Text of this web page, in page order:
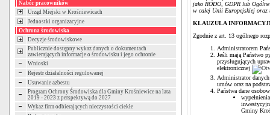
Nabór pracowników
Urząd Miejski w Krośniewicach
Jednostki organizacyjne
Ochrona środowiska
Decyzje środowiskowe
Publicznie dostępny wykaz danych o dokumentach
zawierających informacje o środowisku i jego ochronie
Wnioski
Rejestr działalności regulowanej
Usuwanie azbestu
Program Ochrony Środowiska dla Gminy Krośniewice na lata
2019 - 2023 z perspektywą do 2027
Wykaz firm odbierających nieczystości ciekłe
jako RODO, GDPR lub
w całej Unii Europejskiej
KLAUZULA
Zgodnie z art. 13 ogólnego
Administratorem
Jeśli mają Państwo
przysługujących
elektronicznej
Administrator
umów oraz na
Państwa dane
Gminy